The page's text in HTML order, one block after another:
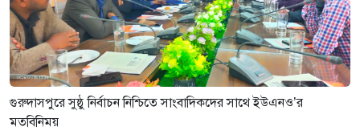
গুরুদাসপুরে সুষ্ঠু নির্বাচন নিশ্চিতে সাংবাদিকদের সাথে ইউএনও’র
মতবিনিময়